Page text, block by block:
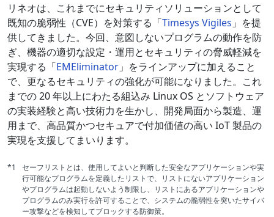
リネオは、これまでにセキュリティソリューションとして
既知の脆弱性（CVE）を対策する「Timesys Vigiles 」を提
供してきました。今回、意図しないプログラムの動作を防
ぎ、機器の適切な設定・運用とセキュリティの脅威軽減を
実現する「EMEliminator 」をラインアップに加えること
で、更なるセキュリティの強化が可能になりました。これ
までの 20 年以上にわたる組込み Linux OS とソフトウェア
の実装経験と高い技術力を生かし、開発局面から製造、運
用まで、高品質かつセキュアで付加価値の高い IoT 製品の
実現を支援してまいります。
*1
セーフリストとは、使用してよいと判断した安全なアプリケーションや実
行可能なプログラムを定義したリストで、リストにないアプリケーション
やプログラムは起動しないよう制限し、リストにあるアプリケーションや
プログラムのみ実行を許可することで、システムの脆弱性を突いたサイバ
ー攻撃などを検知してブロックする防御策。